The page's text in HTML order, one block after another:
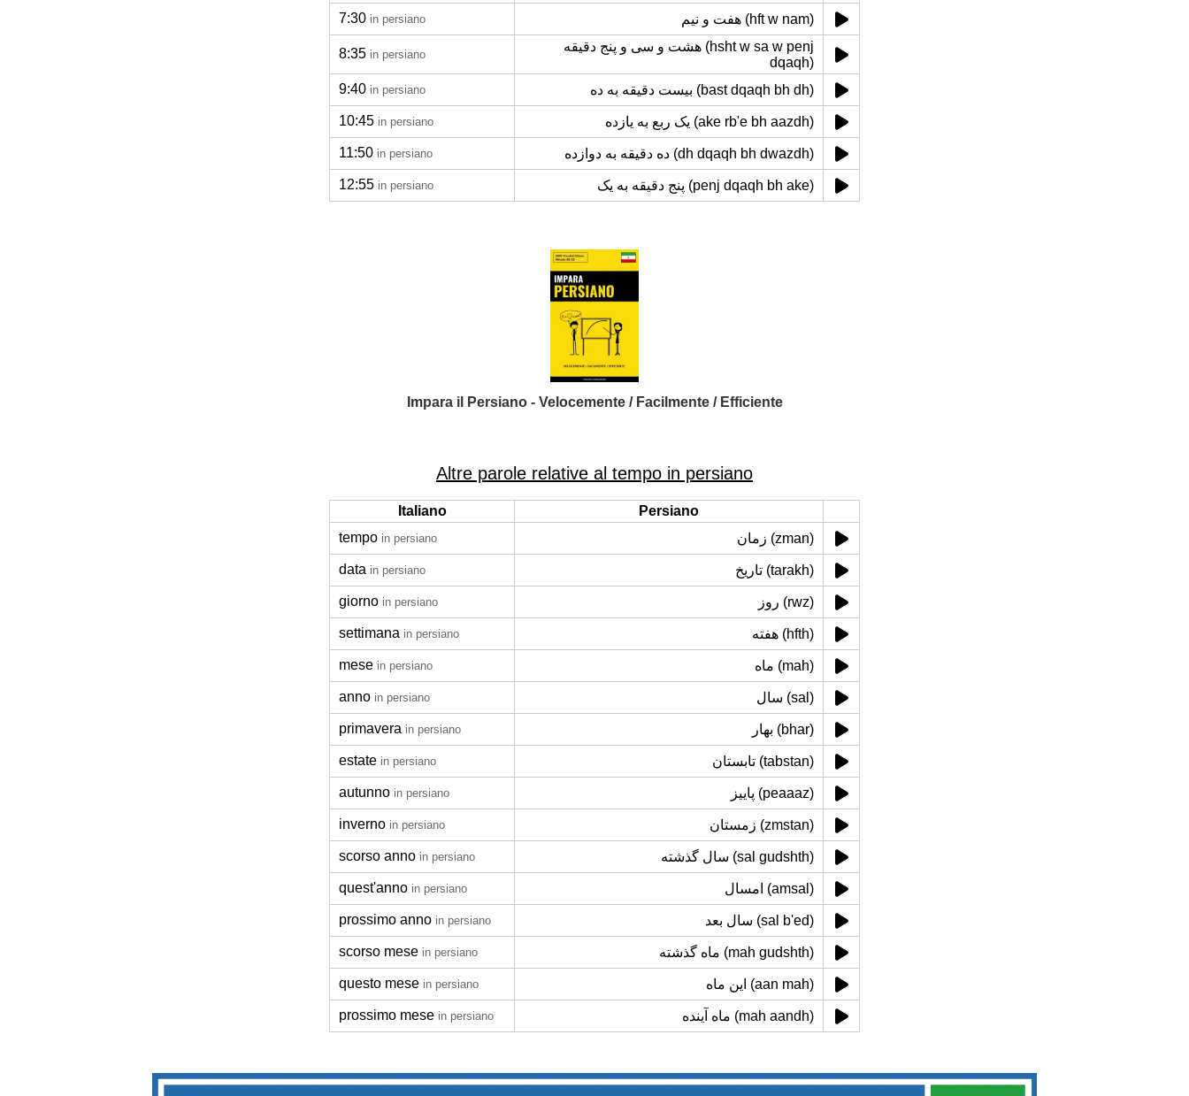
7:30 in persiano هفت و نیم (hft w nam)
8:35 in persiano
هشت و سی و پنج دقیقه (hsht w sa w penj
dqaqh)
9:40 in persiano بیست دقیقه به ده (bast dqaqh bh dh)
10:45 in persiano یک ربع به یازده (ake rb'e bh aazdh)
11:50 in persiano ده دقیقه به دوازده (dh dqaqh bh dwazdh)
12:55 in persiano پنج دقیقه به یک (penj dqaqh bh ake)
Impara il Persiano - Velocemente / Facilmente / Efficiente
Altre parole relative al tempo in persiano
Italiano
Persiano
tempo in persiano زمان (zman)
data in persiano تاریخ (tarakh)
giorno in persiano روز (rwz)
settimana in persiano هفته (hfth)
mese in persiano ماه (mah)
anno in persiano سال (sal)
primavera in persiano بهار (bhar)
estate in persiano تابستان (tabstan)
autunno in persiano پاییز (peaaaz)
inverno in persiano زمستان (zmstan)
scorso anno in persiano سال گذشته (sal gudshth)
quest'anno in persiano امسال (amsal)
prossimo anno in persiano سال بعد (sal b'ed)
scorso mese in persiano ماه گذشته (mah gudshth)
questo mese in persiano این ماه (aan mah)
prossimo mese in persiano ماه آینده (mah aandh)